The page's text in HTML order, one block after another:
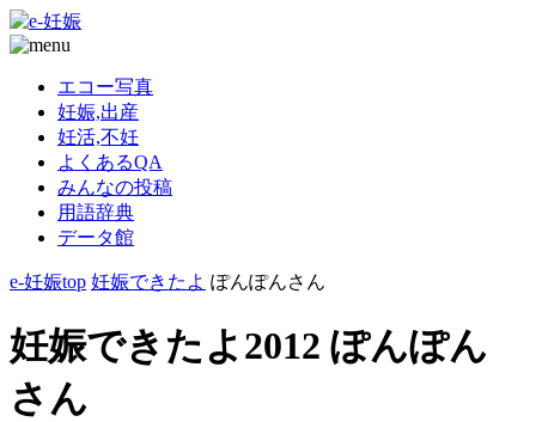
エコー写真
妊娠,出産
妊活,不妊
よくあるQA
みんなの投稿
用語辞典
データ館
e-妊娠top 妊娠できたよ ぽんぽんさん
妊娠できたよ2012 ぽんぽん
さん